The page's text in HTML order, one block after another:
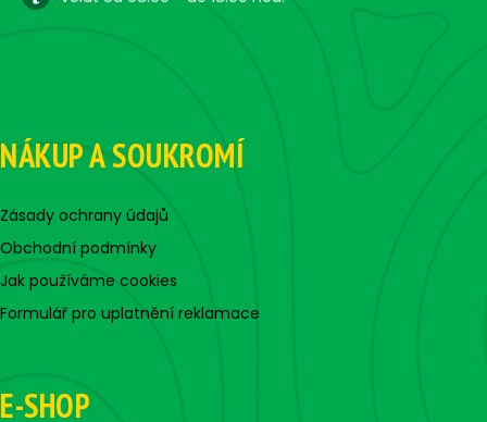
NÁKUP A SOUKROMÍ
Zásady ochrany údajů
Obchodní podmínky
Jak používáme cookies
Formulář pro uplatnění reklamace
E-SHOP